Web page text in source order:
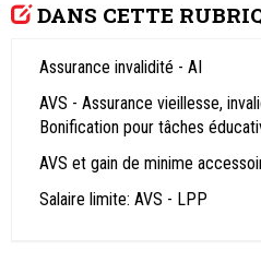
DANS CETTE
Assurance invalidité - AI
AVS - Assurance vieillesse,
Bonification pour tâches
AVS et gain de minime
Salaire limite: AVS - LPP